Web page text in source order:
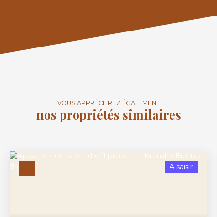
VOUS APPRÉCIEREZ ÉGALEMENT
nos propriétés similaires
A saisir